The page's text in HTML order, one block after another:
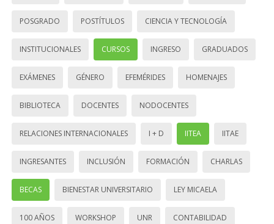
POSGRADO POSTÍTULOS CIENCIA Y TECNOLOGÍA
INSTITUCIONALES CURSOS INGRESO GRADUADOS
EXÁMENES GÉNERO EFEMÉRIDES HOMENAJES
BIBLIOTECA DOCENTES NODOCENTES
RELACIONES INTERNACIONALES I + D IITEA IITAE
INGRESANTES INCLUSIÓN FORMACIÓN CHARLAS
BECAS BIENESTAR UNIVERSITARIO LEY MICAELA
100 AÑOS WORKSHOP UNR CONTABILIDAD